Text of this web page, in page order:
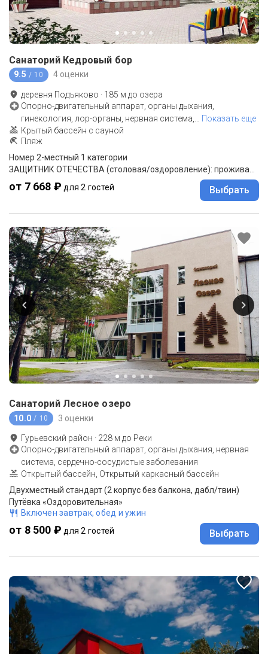
Санаторий Кедровый бор
9.5 / 10 4 оценки
деревня Подъяково · 185 м до озера
Опорно-двигательный аппарат, органы дыхания,
гинекология, лор-органы, нервная система,
Показать еще
Крытый бассейн с сауной
Пляж
Номер 2-местный 1 категории
от 7 668 ₽ для 2 гостей Выбрать
Санаторий Лесное озеро
10.0 / 10 3 оценки
Гурьевский район · 228 м до Реки
Опорно-двигательный аппарат, органы дыхания, нервная
система, сердечно-сосудистые заболевания
Открытый бассейн, Открытый каркасный бассейн
Двухместный стандарт (2 корпус без балкона, дабл/твин)
Путёвка «Оздоровительная»
Включен завтрак, обед и ужин
от 8 500 ₽ для 2 гостей Выбрать